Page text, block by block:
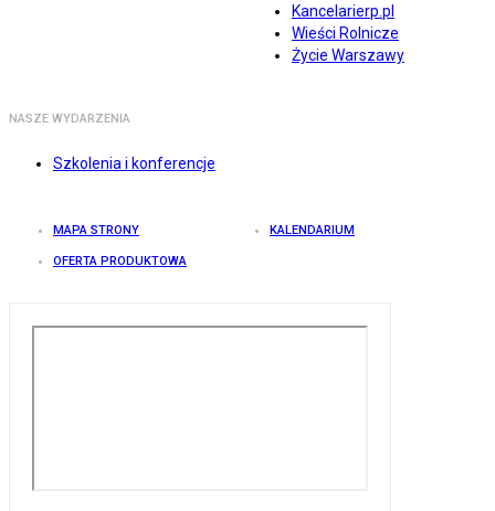
Kancelarierp.pl
Wieści Rolnicze
Życie Warszawy
NASZE WYDARZENIA
Szkolenia i konferencje
MAPA STRONY KALENDARIUM
OFERTA PRODUKTOWA